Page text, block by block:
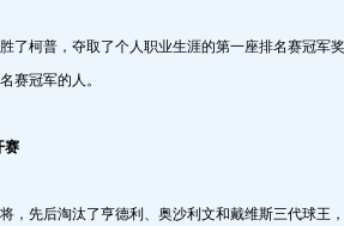
柯普，夺取了个人职业生涯的第一座排名赛冠军
赛冠军的人。
赛
先后淘汰了亨德利、奥沙利文和戴维斯三代球王